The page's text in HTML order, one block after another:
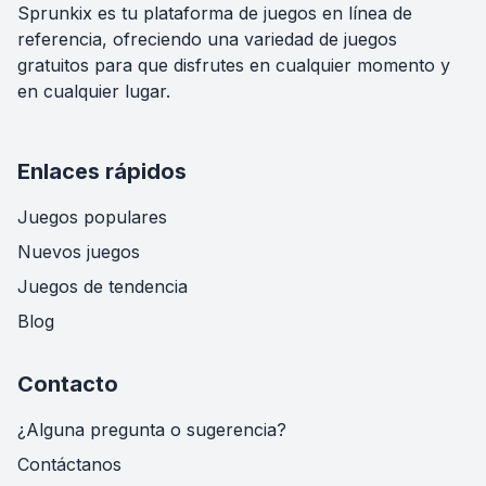
Sprunkix es tu plataforma de juegos en línea de
referencia, ofreciendo una variedad de juegos
gratuitos para que disfrutes en cualquier momento y
en cualquier lugar.
Enlaces rápidos
Juegos populares
Nuevos juegos
Juegos de tendencia
Blog
Contacto
¿Alguna pregunta o sugerencia?
Contáctanos